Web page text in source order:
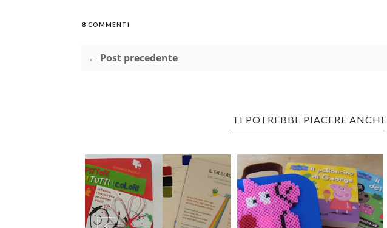
8 COMMENTI
← Post precedente
TI POTREBBE PIACERE ANCHE